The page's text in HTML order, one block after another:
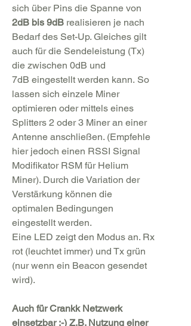
sich über Pins die Spanne von
2dB bis 9dB realisieren je nach
Bedarf des Set-Up. Gleiches gilt
auch für die Sendeleistung (Tx)
die zwischen 0dB und
7dB eingestellt werden kann. So
lassen sich einzele Miner
optimieren oder mittels eines
Splitters 2 oder 3 Miner an einer
Antenne anschließen. (Empfehle
hier jedoch einen RSSI Signal
Modifikator RSM für Helium
Miner). Durch die Variation der
Verstärkung können die
optimalen Bedingungen
eingestellt werden.
Eine LED zeigt den Modus an. Rx
rot (leuchtet immer) und Tx grün
(nur wenn ein Beacon gesendet
wird).
Auch für Crankk Netzwerk
einsetzbar ;-) Z.B. Nutzung einer